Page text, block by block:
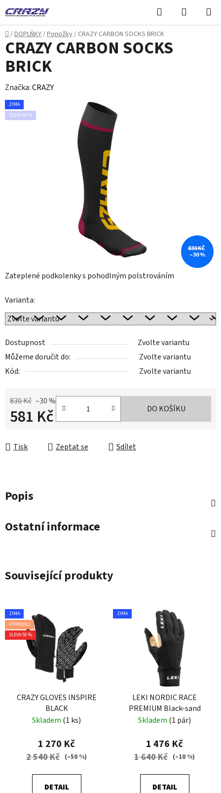
na
obsah
Hledat
KOŠÍK
Domů
/DOPLŇKY/Ponožky/ CRAZY CARBON SOCKS BRICK
Zateplené podkolenky s pohodlným polstrováním
Varianta:
Dostupnost
Zvolte variantu
Můžeme doručit do:
Zvolte variantu
Kód:
Zvolte variantu
830 Kč –30 %
581 Kč DO KOŠÍKU
Tisk Zeptat se Sdílet
CRAZY CARBON SOCKS
BRICK
Značka:CRAZY
ZIMA
SLEVA 30 %
830 KČ
–30 %
Popis
Ostatní informace
Související produkty
ZIMA
VÝPRODEJ
SLEVA 50 %
CRAZY GLOVES INSPIRE
BLACK
Skladem (1 ks)
1 270 Kč
2 540 Kč (–50 %)
DETAIL
ZIMA
LEKI NORDIC RACE
PREMIUM Black-sand
Skladem (1 pár)
1 476 Kč
1 640 Kč (–10 %)
DETAIL